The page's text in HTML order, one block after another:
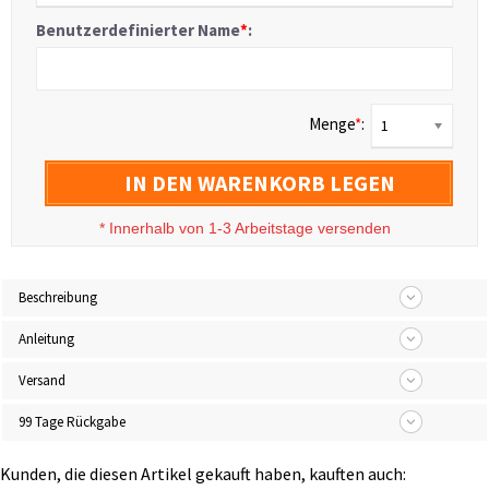
Benutzerdefinierter Name*:
Menge*: 1
IN DEN WARENKORB LEGEN
* Innerhalb von 1-3 Arbeitstage versenden
Beschreibung
Anleitung
Versand
99 Tage Rückgabe
Kunden, die diesen Artikel gekauft haben, kauften auch: